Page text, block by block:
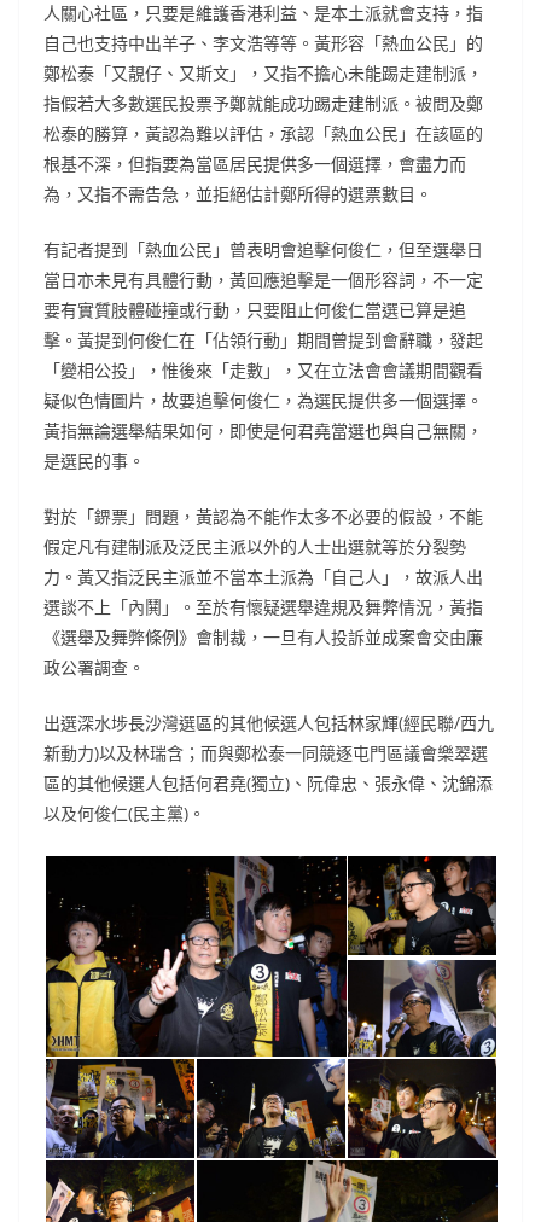
人關心社區，只要是維護香港利益、是本土派就會支持，指
自己也支持中出羊子、李文浩等等。黃形容「熱血公民」的
鄭松泰「又靚仔、又斯文」，又指不擔心未能踢走建制派，
指假若大多數選民投票予鄭就能成功踢走建制派。被問及鄭
松泰的勝算，黃認為難以評估，承認「熱血公民」在該區的
根基不深，但指要為當區居民提供多一個選擇，會盡力而
為，又指不需告急，並拒絕估計鄭所得的選票數目。
有記者提到「熱血公民」曾表明會追擊何俊仁，但至選舉日
當日亦未見有具體行動，黃回應追擊是一個形容詞，不一定
要有實質肢體碰撞或行動，只要阻止何俊仁當選已算是追
擊。黃提到何俊仁在「佔領行動」期間曾提到會辭職，發起
「變相公投」，惟後來「走數」，又在立法會會議期間觀看
疑似色情圖片，故要追擊何俊仁，為選民提供多一個選擇。
黃指無論選舉結果如何，即使是何君堯當選也與自己無關，
是選民的事。
對於「鎅票」問題，黃認為不能作太多不必要的假設，不能
假定凡有建制派及泛民主派以外的人士出選就等於分裂勢
力。黃又指泛民主派並不當本土派為「自己人」，故派人出
選談不上「內鬨」。至於有懷疑選舉違規及舞弊情況，黃指
《選舉及舞弊條例》會制裁，一旦有人投訴並成案會交由廉
政公署調查。
出選深水埗長沙灣選區的其他候選人包括林家輝(經民聯/西九
新動力)以及林瑞含；而與鄭松泰一同競逐屯門區議會樂翠選
區的其他候選人包括何君堯(獨立)、阮偉忠、張永偉、沈錦添
以及何俊仁(民主黨)。